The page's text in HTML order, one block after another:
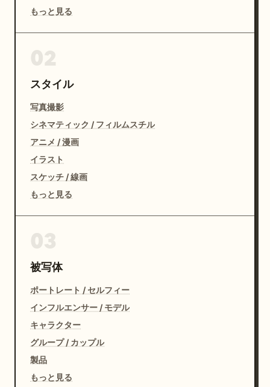
もっと見る
スタイル
写真撮影
シネマティック / フィルムスチル
アニメ / 漫画
イラスト
スケッチ / 線画
もっと見る
被写体
ポートレート / セルフィー
インフルエンサー / モデル
キャラクター
グループ / カップル
製品
もっと見る